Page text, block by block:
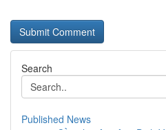
Search
Published News